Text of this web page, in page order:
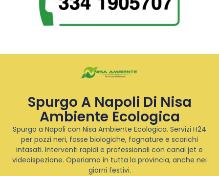
Spurgo A Napoli Di Nisa
Ambiente Ecologica
Spurgo a Napoli con Nisa Ambiente Ecologica. Servizi H24
per pozzi neri, fosse biologiche, fognature e scarichi
intasati. Interventi rapidi e professionali con canal jet e
videoispezione. Operiamo in tutta la provincia, anche nei
giorni festivi.